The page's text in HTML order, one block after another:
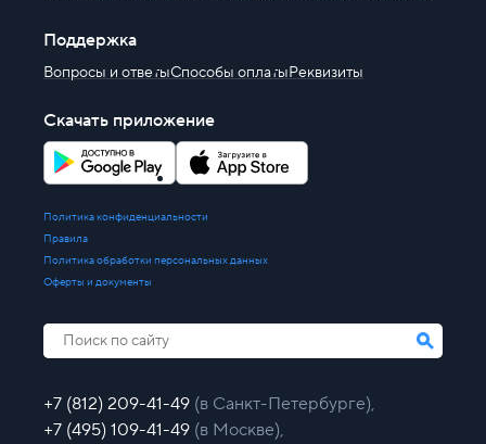
Поддержка
Вопросы и ответыСпособы оплатыРеквизиты
Скачать приложение
Политика конфиденциальности
Правила
Политика обработки персональных данных
Оферты и документы
+7 (812) 209-41-49 (в Санкт-Петербурге),
+7 (495) 109-41-49 (в Москве),